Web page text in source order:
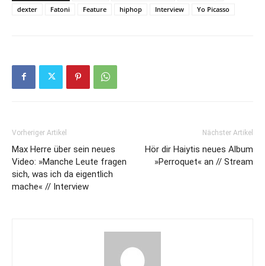
dexter
Fatoni Feature hiphop Interview Yo Picasso
Vorheriger Artikel
Max Herre über sein neues
Video: »Manche Leute fragen
sich, was ich da eigentlich
mache« // Interview
Nächster Artikel
Hör dir Haiytis neues Album
»Perroquet« an // Stream